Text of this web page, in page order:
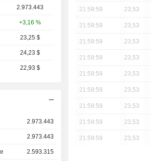
2.973.443
+3,16 %
23,25 $
24,23 $
22,93 $
2.973.443
2.973.443
2.593.315
21:59:59 23,53
21:59:59 23,53
21:59:59 23,53
21:59:59 23,53
21:59:59 23,53
21:59:59 23,53
21:59:59 23,53
21:59:59 23,53
21:59:59 23,53